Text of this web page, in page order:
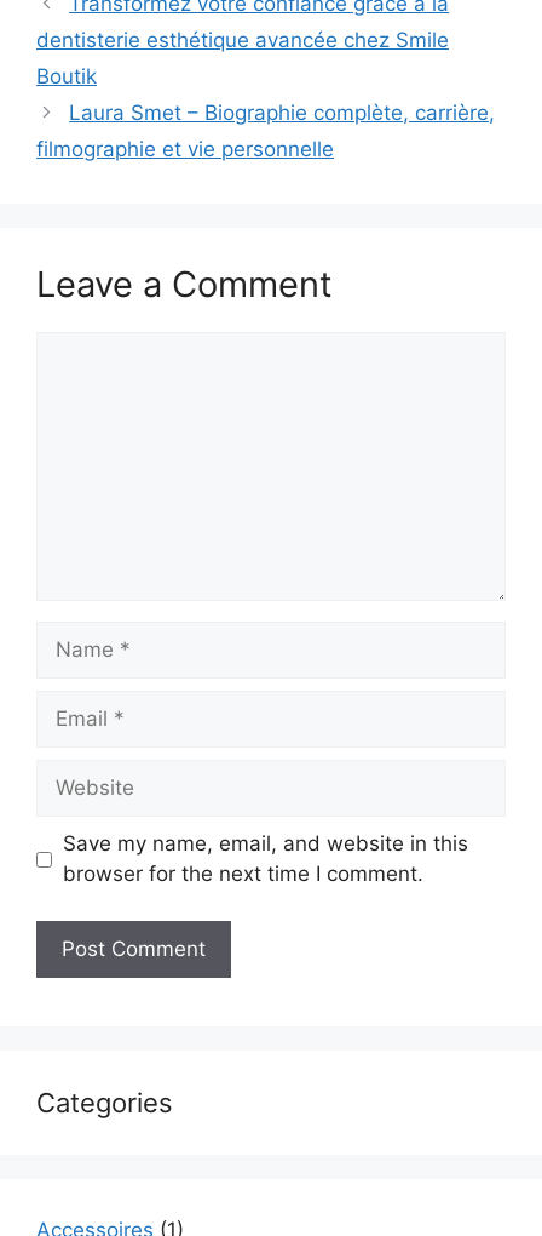
dentisterie esthétique avancée chez Smile
Boutik
Laura Smet – Biographie complète, carrière,
filmographie et vie personnelle
Leave a Comment
Name
Email
Website
Save my name, email, and website in this
browser for the next time I comment.
Categories
Accessoires (1)